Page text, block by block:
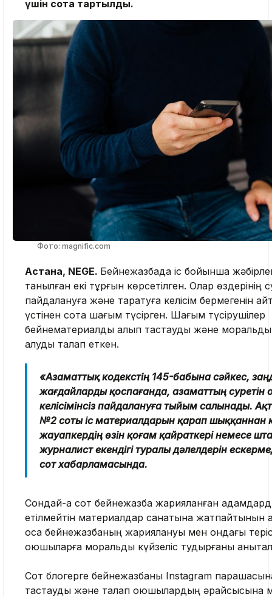
үшін сотқа тартылды.
Фото: magnific.com
Астана, NEGE. Бейнежазбада іс бойынша
танылған екі тұрғын көрсетілген. Олар өздерінің
пайдалануға және таратуға келісім бермегенін
үстінен сотқа шағым түсірген. Шағым түсірушілер
бейнематериалды алып тастауды және моральдық
алуды талап еткен.
«Азаматтық кодекстің 145-бабына сәйкес,
жағдайларды қоспағанда, азаматтың суретін
келісімінсіз пайдалануға тыйым салынады.
№2 соты іс материалдарын қарап шыққаннан
жауапкердің өзін қоғам қайраткері немесе
журналист екендігі туралы дәлелдерін
сот хабарламасында.
Сондай-ақ сот бейнежазба жарияланған
етілмейтін материалдар санатына жатпайтынын
қоса бейнежазбаның жариялануы мен ондағы теріс
қоюшыларға моральдық күйзеліс тудырғаны
Сот блогерге бейнежазбаны Instagram
тастауды және талап қоюшылардың әрқайсысына